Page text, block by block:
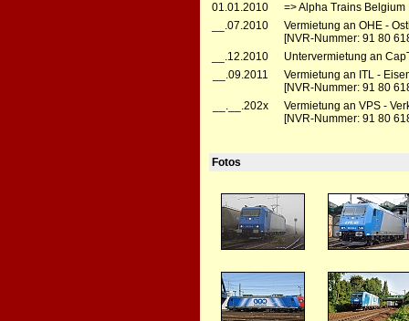
01.01.2010
=> Alpha Trains
__.07.2010
Vermietung an OHE -
[NVR-Nummer: 91 80
__.12.2010
Untervermietung an
__.09.2011
Vermietung an ITL -
[NVR-Nummer: 91 80
__.__.202x
Vermietung an VPS -
[NVR-Nummer: 91 80
Fotos